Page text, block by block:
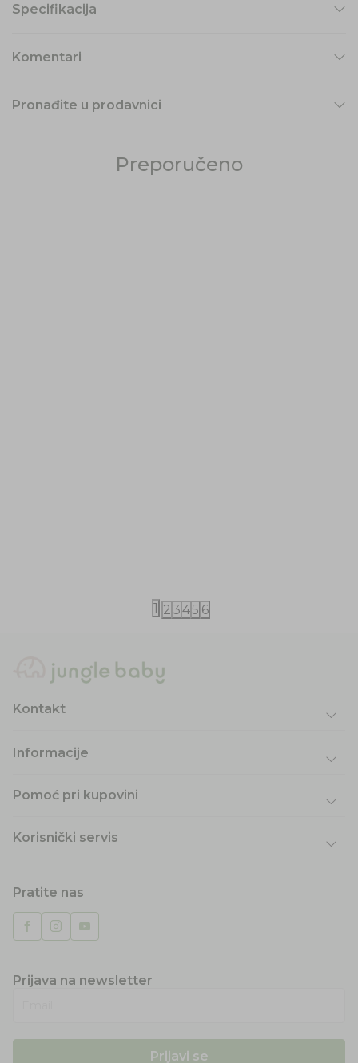
Specifikacija
Komentari
Pronađite u prodavnici
Preporučeno
1 2 345 6
Kontakt
Informacije
Pomoć pri kupovini
Korisnički servis
Pratite nas
Prijava na newsletter
Prijavi se